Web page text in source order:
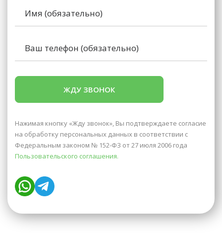
Нажимая кнопку «Жду звонок», Вы подтверждаете согласие
на обработку персональных данных в соответствии с
Федеральным законом № 152-ФЗ от 27 июля 2006 года
Пользовательского соглашения.